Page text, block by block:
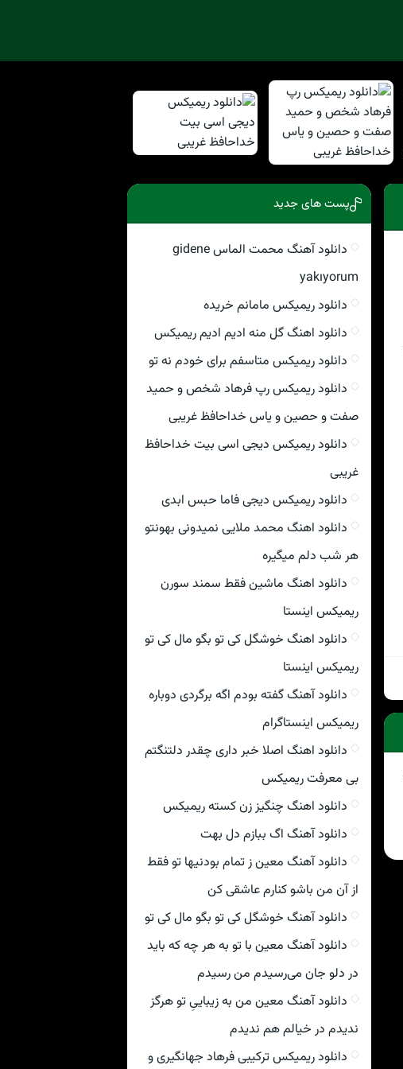
پست های جدید
دانلود آهنگ محمت الماس gidene
yakıyorum
دانلود ریمیکس مامانم خریده
دانلود اهنگ گل منه ادیم ادیم ریمیکس
دانلود ریمیکس متاسفم برای خودم نه تو
دانلود ریمیکس رپ فرهاد شخص و حمید
صفت و حصین و یاس خداحافظ غریبی
دانلود ریمیکس دیجی اسی بیت خداحافظ
غریبی
دانلود ریمیکس دیجی فاما حبس ابدی
دانلود اهنگ محمد ملایی نمیدونی بهونتو
هر شب دلم میگیره
دانلود اهنگ ماشین فقط سمند سورن
ریمیکس اینستا
دانلود اهنگ خوشگل کی تو بگو مال کی تو
ریمیکس اینستا
دانلود آهنگ گفته بودم اگه برگردی دوباره
ریمیکس اینستاگرام
دانلود اهنگ اصلا خبر داری چقدر دلتنگتم
بی معرفت ریمیکس
دانلود اهنگ چنگیز زن کسته ریمیکس
دانلود آهنگ اگ ببازم دل بهت
دانلود آهنگ معین ز تمام بودنیها تو فقط
از آن من باشو کنارم عاشقی کن
دانلود آهنگ خوشگل کی تو بگو مال کی تو
دانلود آهنگ معین با تو به هر چه که باید
در دلو جان می‌رسیدم من رسیدم
دانلود آهنگ معین من به زیباییِ تو هرگز
ندیدم در خیالم هم ندیدم
دانلود ریمیکس ترکیبی فرهاد جهانگیری و